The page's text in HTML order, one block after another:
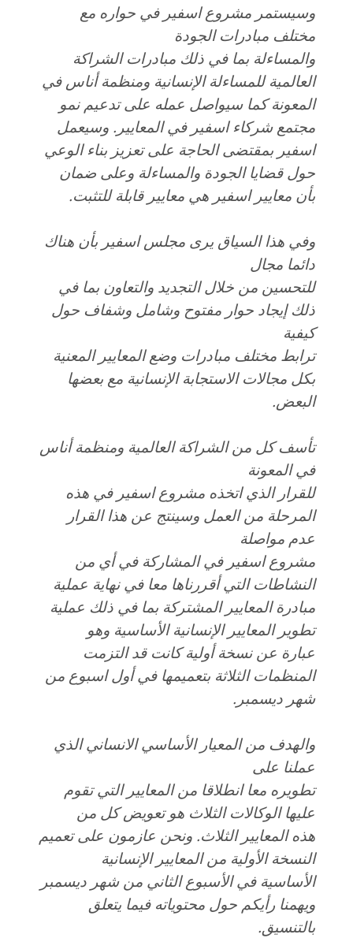
وسيستمر مشروع اسفير في حواره مع
مختلف مبادرات الجودة
والمساءلة بما في ذلك مبادرات الشراكة
العالمية للمساءلة الإنسانية ومنظمة أناس في
المعونة كما سيواصل عمله على تدعيم نمو
مجتمع شركاء اسفير في المعايير. وسيعمل
اسفير بمقتضى الحاجة على تعزيز بناء الوعي
حول قضايا الجودة والمساءلة وعلى ضمان
بأن معايير اسفير هي معايير قابلة للتثبت.
وفي هذا السياق يرى مجلس اسفير بأن هناك
دائما مجال
للتحسين من خلال التجديد والتعاون بما في
ذلك إيجاد حوار مفتوح وشامل وشفاف حول
كيفية
ترابط مختلف مبادرات وضع المعايير المعنية
بكل مجالات الاستجابة الإنسانية مع بعضها
البعض.
تأسف كل من الشراكة العالمية ومنظمة أناس
في المعونة
للقرار الذي اتخذه مشروع اسفير في هذه
المرحلة من العمل وسينتج عن هذا القرار
عدم مواصلة
مشروع اسفير في المشاركة في أي من
النشاطات التي أقررناها معا في نهاية عملية
مبادرة المعايير المشتركة بما في ذلك عملية
تطوير المعايير الإنسانية الأساسية وهو
عبارة عن نسخة أولية كانت قد التزمت
المنظمات الثلاثة بتعميمها في أول اسبوع من
شهر ديسمبر .
والهدف من المعيار الأساسي الانساني الذي
عملنا على
تطويره معا انطلاقا من المعايير التي تقوم
عليها الوكالات الثلاث هو تعويض كل من
هذه المعايير الثلاث. ونحن عازمون على تعميم
النسخة الأولية من المعايير الإنسانية
الأساسية في الأسبوع الثاني من شهر ديسمبر
ويهمنا رأيكم حول محتوياته فيما يتعلق
بالتنسيق.